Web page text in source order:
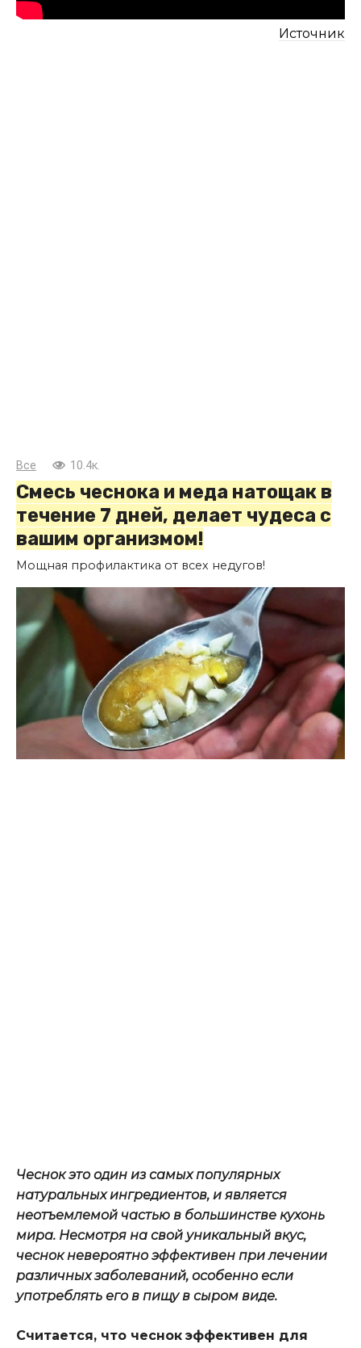
Источник
Все 10.4к.
Смесь чеснока и меда натощак в
течение 7 дней, делает чудеса с
вашим организмом!
Мощная профилактика от всех недугов!
Чеснокэто один из самых популярных
натуральныхингредиентов, и является
неотъемлемой частью в большинстве кухонь
мира. Несмотря на свой уникальный вкус,
чеснок невероятно эффективен при лечении
различных заболеваний, особенно если
употреблять его в пищув сыром виде.
Считается, что чеснок эффективен для